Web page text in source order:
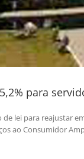
para
lei para reajustar
ao Consumidor